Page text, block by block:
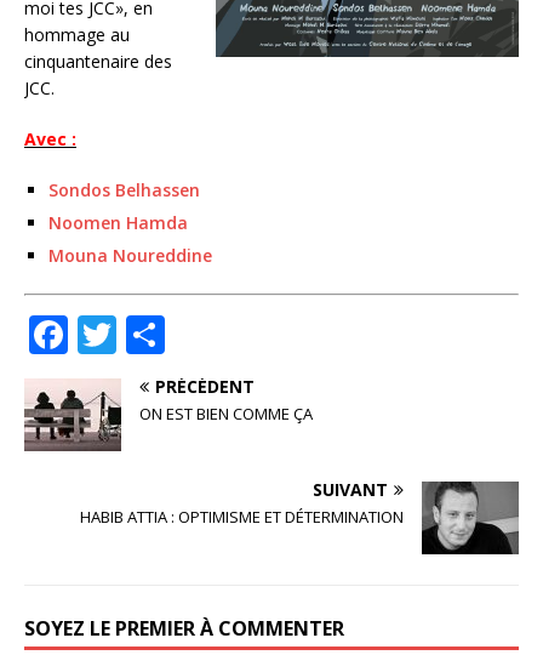
moi tes JCC», en
hommage au
cinquantenaire des
JCC.
Avec :
Sondos Belhassen
Noomen Hamda
Mouna Noureddine
F
a
c
e
o
T
w
it
te
ar
ta
r
PRÉCÉDENT
ON EST BIEN COMME ÇA
SUIVANT
HABIB ATTIA : OPTIMISME ET DÉTERMINATION
SOYEZ LE PREMIER À COMMENTER